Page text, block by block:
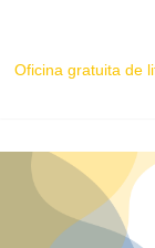
Oficina gratuita de
para educadores
Salvador recebe
Rap Nacional
Tuca Fernandes,
estão entre as